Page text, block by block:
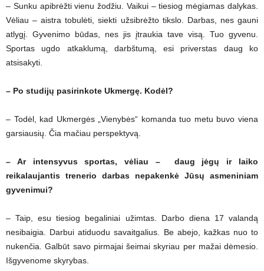
– Sunku apibrėžti vienu žodžiu. Vaikui – tiesiog mėgiamas dalykas.
Vėliau – aistra tobulėti, siekti užsibrėžto tikslo. Darbas, nes gauni
atlygį. Gyvenimo būdas, nes jis įtraukia tave visą. Tuo gyvenu.
Sportas ugdo atkaklumą, darbštumą, esi priverstas daug ko
atsisakyti.
– Po studijų pasirinkote Ukmergę. Kodėl?
– Todėl, kad Ukmergės „Vienybės“ komanda tuo metu buvo viena
garsiausių. Čia mačiau perspektyvą.
– Ar intensyvus sportas, vėliau – daug jėgų ir laiko
reikalaujantis trenerio darbas nepakenkė Jūsų asmeniniam
gyvenimui?
– Taip, esu tiesiog begaliniai užimtas. Darbo diena 17 valandą
nesibaigia. Darbui atiduodu savaitgalius. Be abejo, kažkas nuo to
nukenčia. Galbūt savo pirmajai šeimai skyriau per mažai dėmesio.
Išgyvenome skyrybas.